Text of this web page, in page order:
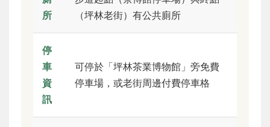
所
（坪林老街）有公共廁所
停
車
資
訊
可停於「坪林茶業博物館」旁免費
停車場，或老街周邊付費停車格